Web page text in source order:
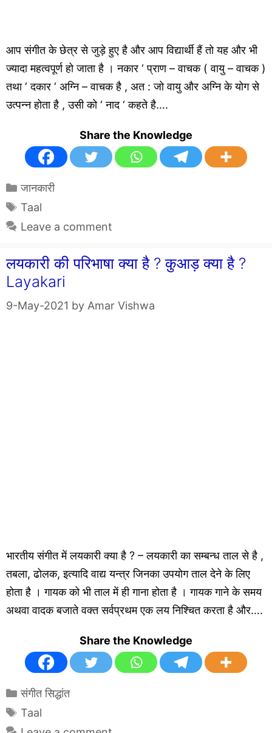
आप संगीत के छेत्र से जुड़े हुए है और आप विद्यार्थी हैं तो यह और भी
ज्यादा महत्वपूर्ण हो जाता है । नकार ‘ प्राण – वाचक ( वायु – वाचक )
तथा ‘ दकार ‘ अग्नि – वाचक है , अत : जो वायु और अग्नि के योग से
उत्पन्न होता है , उसी को ‘ नाद ‘ कहते है….
Share the Knowledge
Categories
जानकारी
Tags
Taal
Leave a comment
लयकारी की परिभाषा क्या है ? कुआड़ क्या है ?
Layakari
9-May-2021 by Amar Vishwa
भारतीय संगीत में लयकारी क्या है ? – लयकारी का सम्बन्ध ताल से है ,
तबला, ढोलक, इत्यादि वाद्य यन्त्र जिनका उपयोग ताल देने के लिए
होता है । गायक को भी ताल में ही गाना होता है । गायक गाने के समय
अथवा वादक बजाते वक्त सर्वप्रथम एक लय निश्चित करता है और….
Share the Knowledge
Categories
संगीत सिद्धांत
Tags
Taal